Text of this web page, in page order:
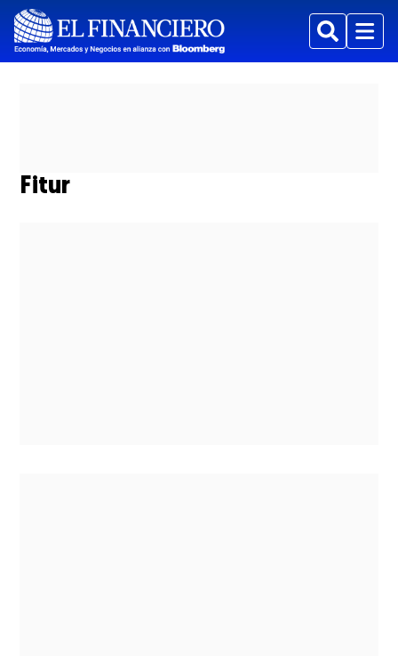
BuscarMenu
Fitur